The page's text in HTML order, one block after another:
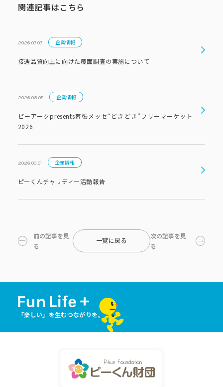
サイトマップ
関連記事はこちら
2026.07.07 企業情報
接遇品質向上に向けた覆面調査の実施について
2026.05.08 企業情報
ピーアークpresents幕張メッセ“どきどき”フリーマーケット
2026
2026.03.01 企業情報
ピーくんチャリティー活動報告
前の記事を見
る
一覧に戻る
次の記事を見
る
「楽しい」を生むつながりを。